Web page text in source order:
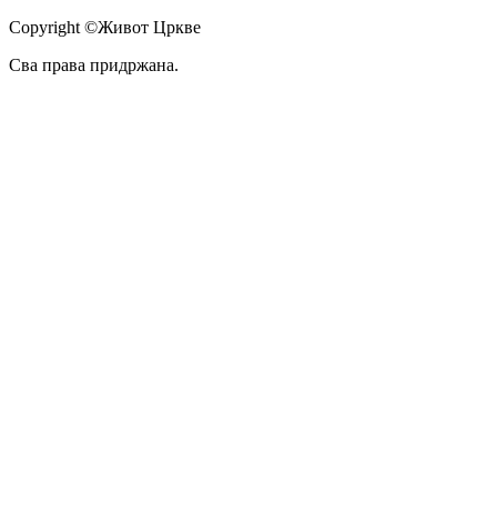
Copyright ©Живот Цркве
Сва права придржана.